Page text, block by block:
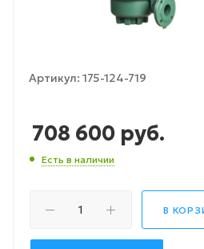
Артикул: 175-124-719
708 600 руб.
Есть в наличии
В